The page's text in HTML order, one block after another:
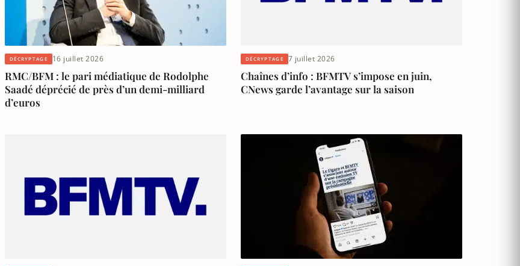
DÉCRYPTAGE 16 juillet 2026
RMC/BFM : le pari médiatique de Rodolphe
Saadé déprécié de près d’un demi-milliard
d’euros
DÉCRYPTAGE 7 juillet 2026
Chaînes d’info : BFMTV s’impose en juin,
CNews garde l’avantage sur la saison